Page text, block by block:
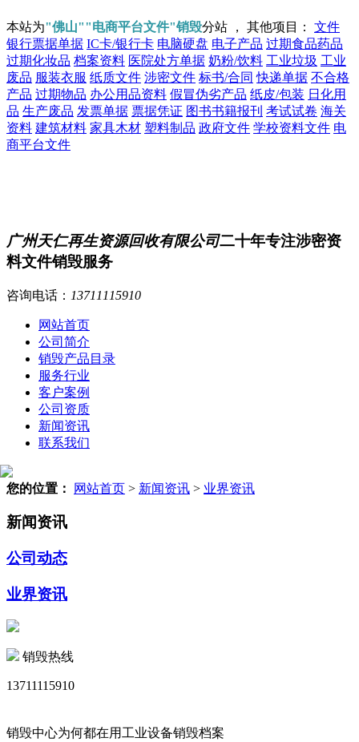
本站为"佛山""电商平台文件"销毁分站 ， 其他项目： 文件
银行票据单据 IC卡/银行卡 电脑硬盘 电子产品 过期食品药品
过期化妆品 档案资料 医院处方单据 奶粉/饮料 工业垃圾 工业
废品 服装衣服 纸质文件 涉密文件 标书/合同 快递单据 不合格
产品 过期物品 办公用品资料 假冒伪劣产品 纸皮/包装 日化用
品 生产废品 发票单据 票据凭证 图书书籍报刊 考试试卷 海关
资料 建筑材料 家具木材 塑料制品 政府文件 学校资料文件 电
商平台文件
广州天仁再生资源回收有限公司二十年专注涉密资
料文件销毁服务
咨询电话： 13711115910
网站首页
公司简介
销毁产品目录
服务行业
客户案例
公司资质
新闻资讯
联系我们
您的位置： 网站首页 > 新闻资讯 > 业界资讯
新闻资讯
公司动态
业界资讯
销毁热线
13711115910
销毁中心为何都在用工业设备销毁档案